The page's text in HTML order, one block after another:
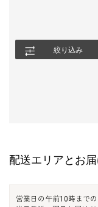
絞り込み
配送エリアとお
営業日の午前10時までの